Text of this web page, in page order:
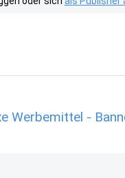
Werbemittel -